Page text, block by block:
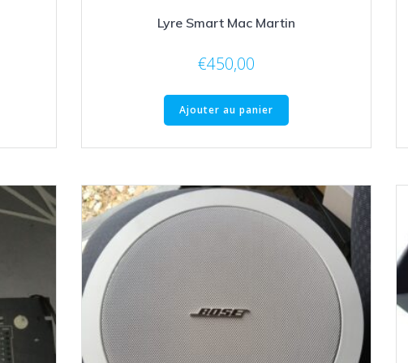
Lyre Smart Mac Martin
€450,00
Ajouter au panier